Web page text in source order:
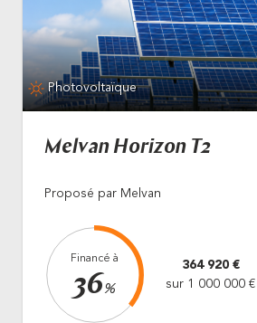
Photovoltaïque
Melvan Horizon T2
Proposé par Melvan
Financé à
36%
364 920 €
sur 1 000 000 €